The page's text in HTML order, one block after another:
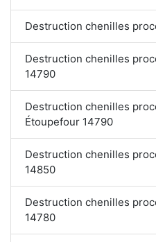
Destruction chenilles
Destruction chenilles
14790
Destruction chenilles
Étoupefour 14790
Destruction chenilles
14850
Destruction chenilles
14780